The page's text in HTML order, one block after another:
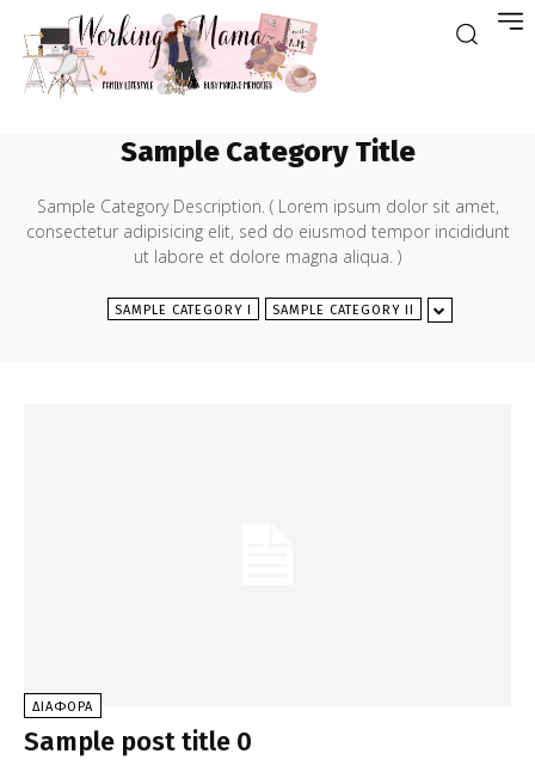
Sample Category Title
Sample Category Description. ( Lorem ipsum dolor sit amet,
consectetur adipisicing elit, sed do eiusmod tempor incididunt
ut labore et dolore magna aliqua. )
SAMPLE CATEGORY I SAMPLE CATEGORY II
ΔΙΑΦΟΡΑ
Sample post title 0